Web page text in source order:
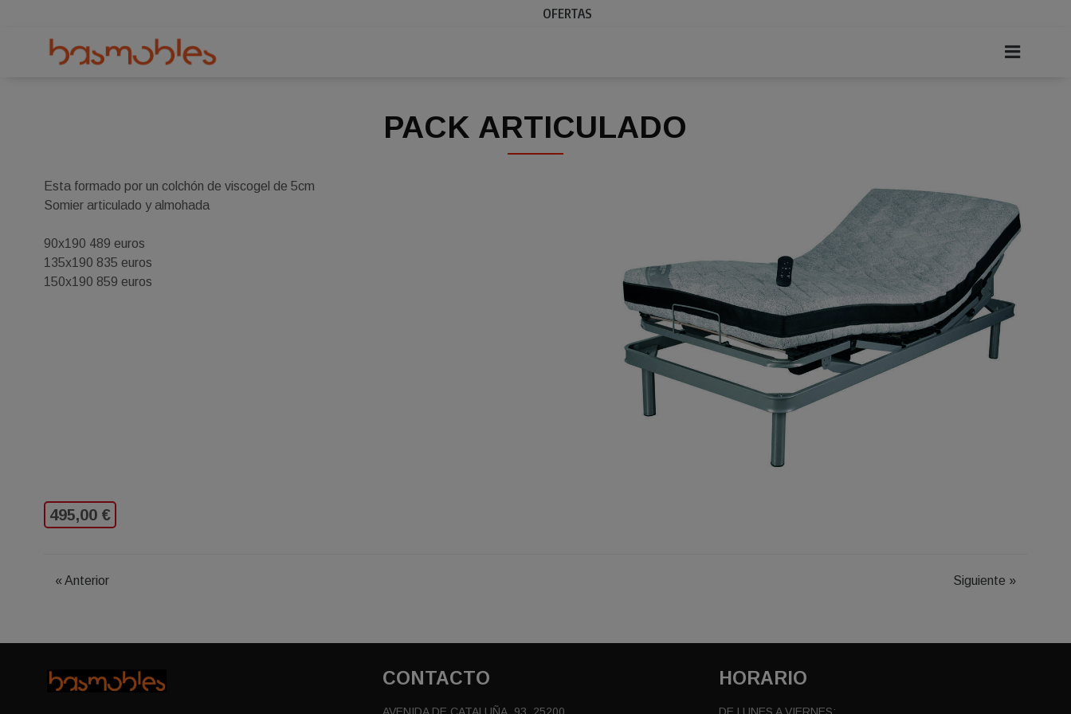
OFERTAS
PACK ARTICULADO
Esta formado por un colchón de viscogel de 5cm
Somier articulado y almohada
90x190 489 euros
135x190 835 euros
150x190 859 euros
495,00 €
«Anterior Siguiente »
CONTACTO HORARIO